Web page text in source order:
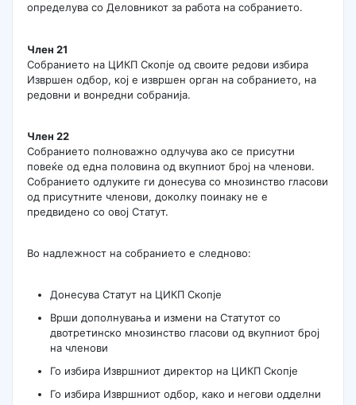
определува со Деловникот за работа на собранието.
Член 21
Собранието на ЦИКП Скопје од своите редови избира
Извршен одбор, кој е извршен орган на собранието, на
редовни и вонредни собранија.
Член 22
Собранието полноважно одлучува ако се присутни
повеќе од една половина од вкупниот број на членови.
Собранието одлуките ги донесува со мнозинство гласови
од присутните членови, доколку поинаку не е
предвидено со овој Статут.
Во надлежност на собранието е следново:
Донесува Статут на ЦИКП Скопје
Врши дополнувања и измени на Статутот со
двотретинско мнозинство гласови од вкупниот број
на членови
Го избира Извршниот директор на ЦИКП Скопје
Го избира Извршниот одбор, како и негови одделни